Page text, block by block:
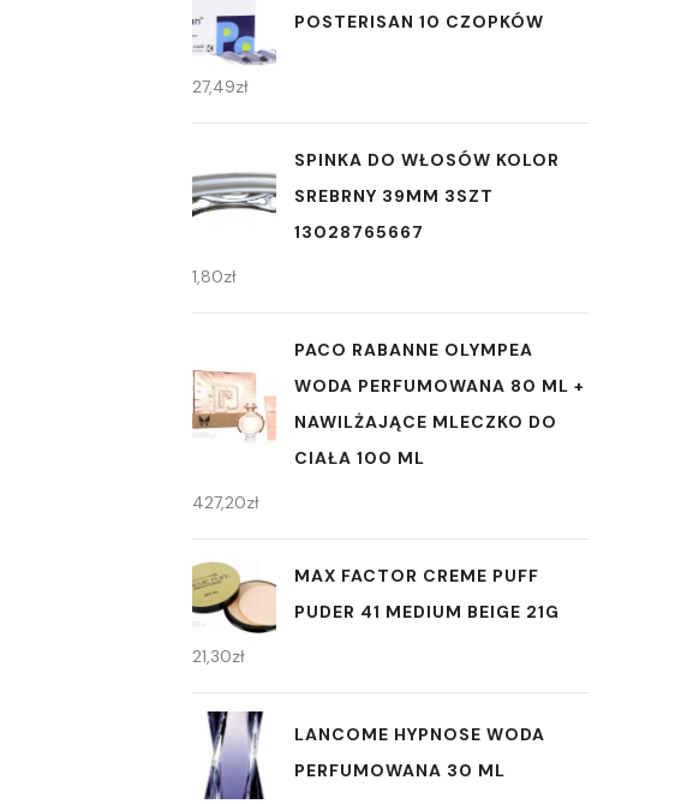
POSTERISAN 10 CZOPKÓW
27,49zł
SPINKA DO WŁOSÓW KOLOR
SREBRNY 39MM 3SZT
13028765667
1,80zł
PACO RABANNE OLYMPEA
WODA PERFUMOWANA 80 ML +
NAWILŻAJĄCE MLECZKO DO
CIAŁA 100 ML
427,20zł
MAX FACTOR CREME PUFF
PUDER 41 MEDIUM BEIGE 21G
21,30zł
LANCOME HYPNOSE WODA
PERFUMOWANA 30 ML